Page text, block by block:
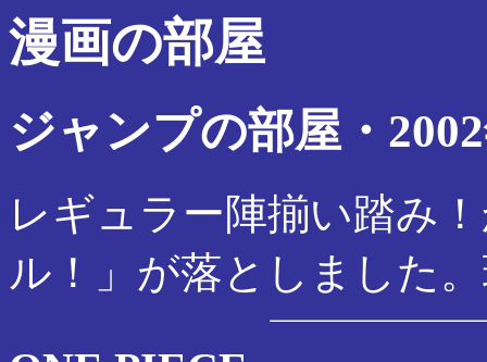
漫画の部屋
ジャンプの部屋・
レギュラー陣揃い踏み
ル！」が落としました